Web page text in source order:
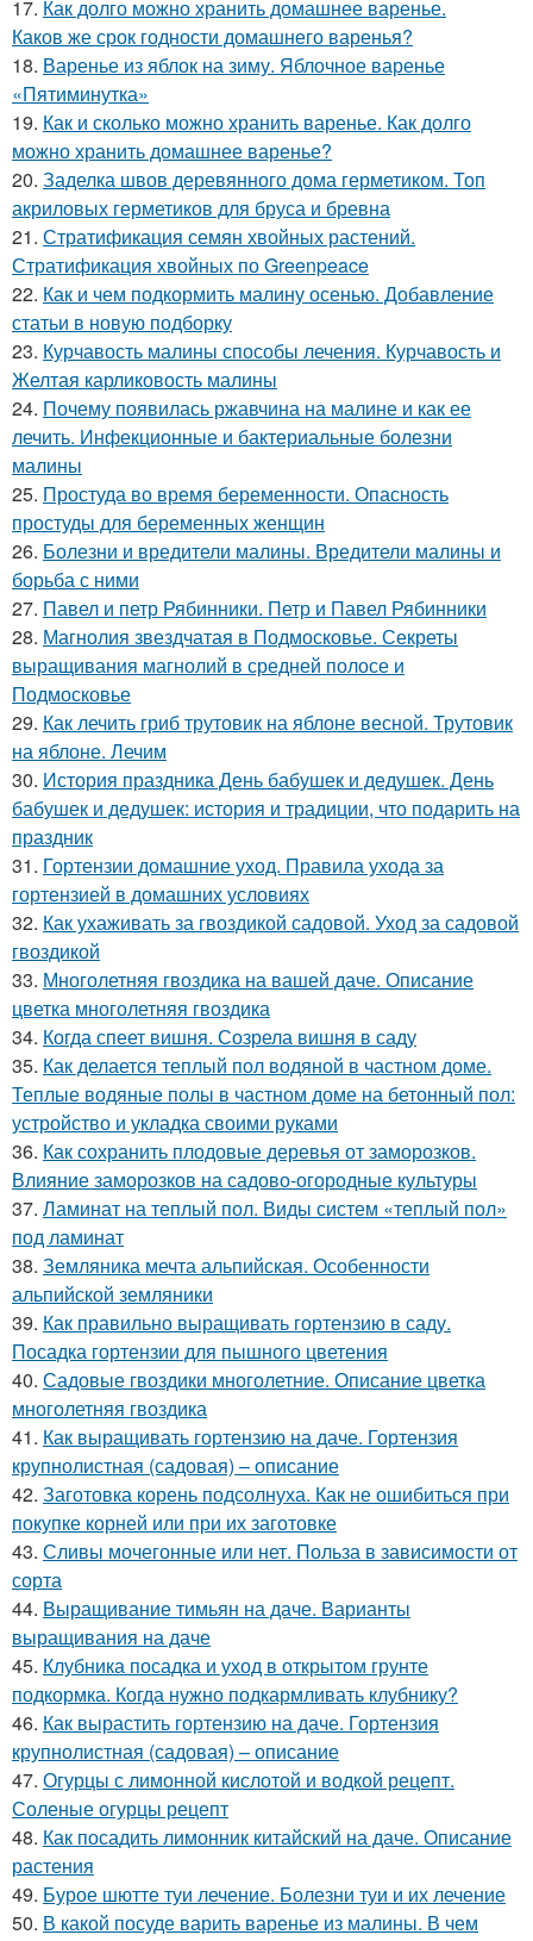
17. Как долго можно хранить домашнее варенье.
Каков же срок годности домашнего варенья?
18. Варенье из яблок на зиму. Яблочное варенье
«Пятиминутка»
19. Как и сколько можно хранить варенье. Как долго
можно хранить домашнее варенье?
20. Заделка швов деревянного дома герметиком. Топ
акриловых герметиков для бруса и бревна
21. Стратификация семян хвойных растений.
Стратификация хвойных по Greenpeace
22. Как и чем подкормить малину осенью. Добавление
статьи в новую подборку
23. Курчавость малины способы лечения. Курчавость и
Желтая карликовость малины
24. Почему появилась ржавчина на малине и как ее
лечить. Инфекционные и бактериальные болезни
малины
25. Простуда во время беременности. Опасность
простуды для беременных женщин
26. Болезни и вредители малины. Вредители малины и
борьба с ними
27. Павел и петр Рябинники. Петр и Павел Рябинники
28. Магнолия звездчатая в Подмосковье. Секреты
выращивания магнолий в средней полосе и
Подмосковье
29. Как лечить гриб трутовик на яблоне весной. Трутовик
на яблоне. Лечим
30. История праздника День бабушек и дедушек. День
бабушек и дедушек: история и традиции, что подарить на
праздник
31. Гортензии домашние уход. Правила ухода за
гортензией в домашних условиях
32. Как ухаживать за гвоздикой садовой. Уход за садовой
гвоздикой
33. Многолетняя гвоздика на вашей даче. Описание
цветка многолетняя гвоздика
34. Когда спеет вишня. Созрела вишня в саду
35. Как делается теплый пол водяной в частном доме.
Теплые водяные полы в частном доме на бетонный пол:
устройство и укладка своими руками
36. Как сохранить плодовые деревья от заморозков.
Влияние заморозков на садово-огородные культуры
37. Ламинат на теплый пол. Виды систем «теплый пол»
под ламинат
38. Земляника мечта альпийская. Особенности
альпийской земляники
39. Как правильно выращивать гортензию в саду.
Посадка гортензии для пышного цветения
40. Садовые гвоздики многолетние. Описание цветка
многолетняя гвоздика
41. Как выращивать гортензию на даче. Гортензия
крупнолистная (садовая) – описание
42. Заготовка корень подсолнуха. Как не ошибиться при
покупке корней или при их заготовке
43. Сливы мочегонные или нет. Польза в зависимости от
сорта
44. Выращивание тимьян на даче. Варианты
выращивания на даче
45. Клубника посадка и уход в открытом грунте
подкормка. Когда нужно подкармливать клубнику?
46. Как вырастить гортензию на даче. Гортензия
крупнолистная (садовая) – описание
47. Огурцы с лимонной кислотой и водкой рецепт.
Соленые огурцы рецепт
48. Как посадить лимонник китайский на даче. Описание
растения
49. Бурое шютте туи лечение. Болезни туи и их лечение
50. В какой посуде варить варенье из малины. В чем